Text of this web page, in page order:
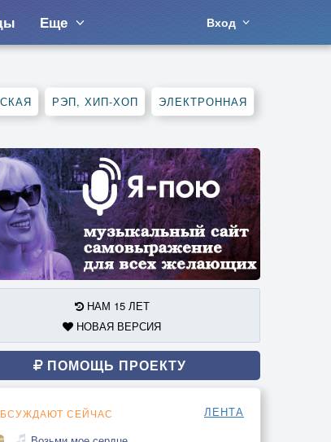
Еще Вход
РЭП, ХИП-ХОП ЭЛЕКТРОННАЯ
НАМ 15 ЛЕТ
НОВАЯ ВЕРСИЯ
ПОМОЩЬ ПРОЕКТУ
СЕЙЧАС ЛЕНТА